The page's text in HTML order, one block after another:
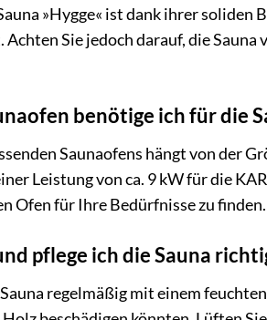
»Hygge« ist dank ihrer
Achten Sie jedoch darauf, die
benötige ich für die
Saunaofens hängt von der
Leistung von ca. 9 kW für die
Ofen für Ihre Bedürfnisse zu finden.
pflege ich die Sauna
regelmäßig mit einem